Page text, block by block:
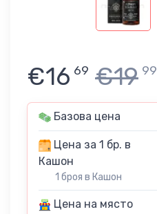
€16 69 €19 99
Базова цена
Цена за 1 бр. в
Кашон
1 броя в Кашон
Цена на място